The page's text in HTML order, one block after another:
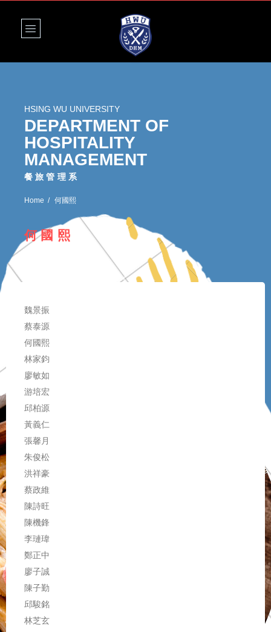
HSING WU UNIVERSITY
DEPARTMENT OF
HOSPITALITY
MANAGEMENT
餐旅管理系
Home 何國熙
何國熙
魏景振
蔡泰源
何國熙
林家鈞
廖敏如
游培宏
邱柏源
黃義仁
張馨月
朱俊松
洪祥豪
蔡政維
陳詩旺
陳機鋒
李璉瑋
鄭正中
廖子誠
陳子勤
邱駿銘
林芝玄